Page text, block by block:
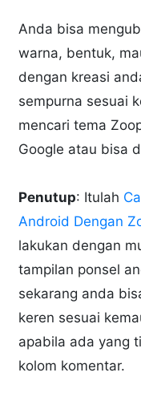
Anda bisa
warna, bentuk,
dengan kreasi
sempurna sesuai
mencari tema
Google atau bisa
Penutup: Itulah
Android Dengan
lakukan dengan
tampilan ponsel
sekarang anda
keren sesuai
apabila ada yang
kolom komentar.